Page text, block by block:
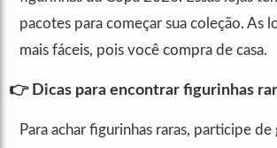
pacotes para começar sua coleção. As
mais fáceis, pois você compra de casa.
👉 Dicas para encontrar figurinhas
Para achar figurinhas raras, participe de